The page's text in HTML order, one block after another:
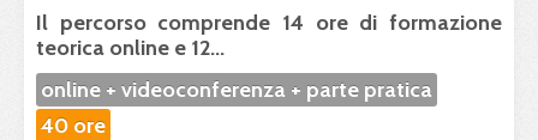
Il percorso comprende 14 ore di formazione
teorica online e 12...
online + videoconferenza + parte pratica
40 ore